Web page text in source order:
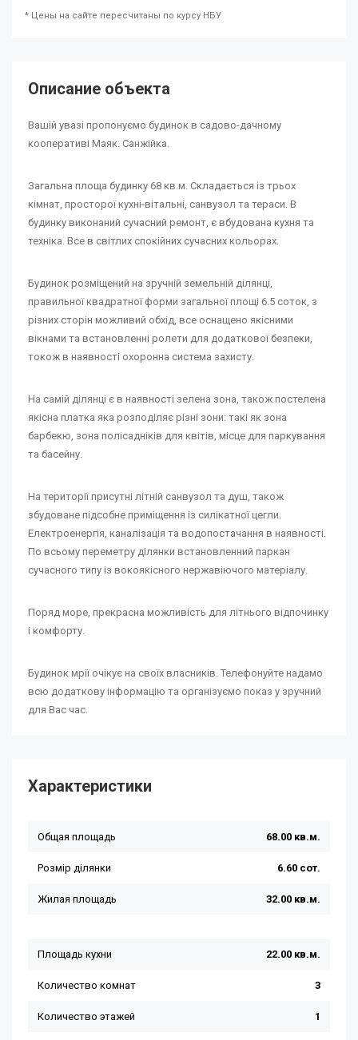
* Цены на сайте пересчитаны по курсу НБУ
Описание объекта
Вашій увазі пропонуємо будинок в садово-дачному
кооперативі Маяк. Санжійка.
Загальна площа будинку 68 кв.м. Складається із трьох
кімнат, просторої кухні-вітальні, санвузол та тераси. В
будинку виконаний сучасний ремонт, є вбудована кухня та
техніка. Все в світлих спокійних сучасних кольорах.
Будинок розміщений на зручній земельній ділянці,
правильної квадратної форми загальної площі 6.5 соток, з
різних сторін можливий обхід, все оснащено якісними
вікнами та встановленні ролети для додаткової безпеки,
токож в наявності охоронна система захисту.
На самій ділянці є в наявності зелена зона, також постелена
якісна платка яка розподіляє різні зони: такі як зона
барбекю, зона полісадніків для квітів, місце для паркування
та басейну.
На території присутні літній санвузол та душ, також
збудоване підсобне приміщення із силікатної цегли.
Електроенергія, каналізація та водопостачання в наявності.
По всьому переметру ділянки встановленний паркан
сучасного типу із вокоякісного нержавіючого матеріалу.
Поряд море, прекрасна можливість для літнього відпочинку
і комфорту.
Будинок мрії очікує на своїх власників. Телефонуйте надамо
всю додаткову інформацію та організуємо показ у зручний
для Вас час.
Характеристики